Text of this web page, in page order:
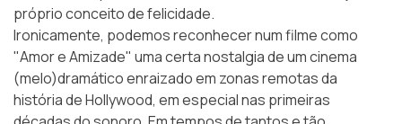
próprio conceito de felicidade.
Ironicamente, podemos reconhecer num filme como
"Amor e Amizade" uma certa nostalgia de um cinema
(melo)dramático enraizado em zonas remotas da
história de Hollywood, em especial nas primeiras